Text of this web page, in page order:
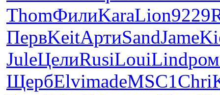
ThomФилиKaraLion9229
ПервKeitАртиSandJame
JuleЦелиRusiLouiLind
ЩербElvimadeMSC1 Chri